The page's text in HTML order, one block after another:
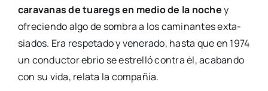
cara­va­nas de tua­regs en medio de la nochey
ofre­cien­do algo de som­bra a los cami­nan­tes exta­
sia­dos. Era res­pe­ta­do y vene­ra­do, has­ta que en 1974
un con­duc­tor ebrio se estre­lló con­tra él, aca­ban­do
con su vida, rela­ta la com­pa­ñía.